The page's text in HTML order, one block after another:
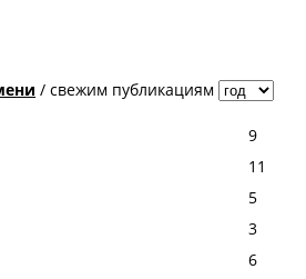
/ свежим публикациям
9
11
5
3
6